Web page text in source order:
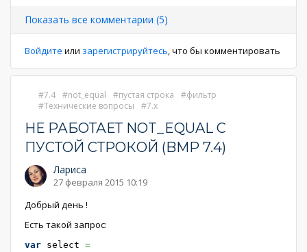
Показать все комментарии (5)
Войдите или зарегистрируйтесь, что бы комментировать
7.4 not_equal пустая строка
фильтр
Технические вопросы
7.x
НЕ РАБОТАЕТ NOT_EQUAL С
ПУСТОЙ СТРОКОЙ (BMP 7.4)
Лариса
27 февраля 2015 10:19
Добрый день !
Есть такой запрос:
var select =